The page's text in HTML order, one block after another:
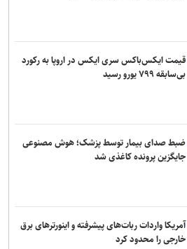
قیمت ایکس‌باکس سری ایکس در اروپا به رکورد
بی‌سابقه ۷۹۹ یورو رسید
ضبط صدای بیمار توسط پزشک؛ هوش مصنوعی
جایگزین پرونده کاغذی شد
آمریکا واردات ربات‌های پیشرفته و اینورترهای برق
خارجی را محدود کرد